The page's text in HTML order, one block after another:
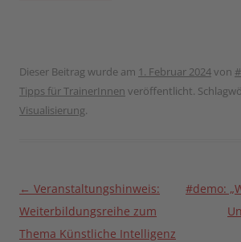
Dieser Beitrag wurde am 1. Februar 2024von
Tipps für TrainerInnen veröffentlicht.
Visualisierung.
Beitragsnavigation
← Veranstaltungshinweis:
Weiterbildungsreihe zum
Thema Künstliche Intelligenz
#demo: